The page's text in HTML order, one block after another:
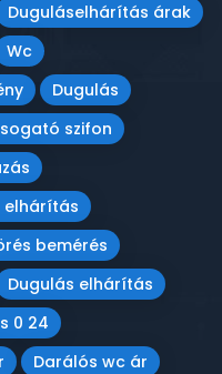
Duguláselhárítás árak
Wc
Dugulás
szifon
elhárítás
bemérés
Dugulás elhárítás
0 24
Darálós wc ár